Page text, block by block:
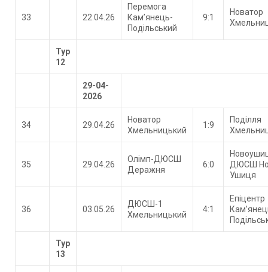
33 22.04.26
Перемога
Кам’янець-
Подільський
9:1
Новатор
Тур
12
29-04-
2026
34 29.04.26
Новатор
Хмельницький
1:9
Поділля
35 29.04.26
Олімп-ДЮСШ
Деражня
6:0
ДЮСШ
Ушиця
36 03.05.26
ДЮСШ-1
Хмельницький
4:1
Епіцентр
Тур
13